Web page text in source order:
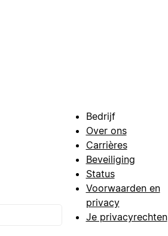
Bedrijf
Over ons
Carrières
Beveiliging
Status
Voorwaarden en
privacy
Je privacyrechten